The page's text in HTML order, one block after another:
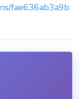
fae636ab3a9b